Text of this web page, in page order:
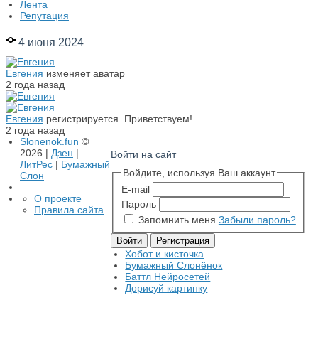
Лента
Репутация
4 июня 2024
Евгения изменяет аватар
2 года назад
Евгения регистрируется. Приветствуем!
2 года назад
Войти на сайт
Войдите, используя Ваш аккаунт
E-mail
Пароль
Запомнить меня Забыли пароль?
Хобот и кисточка
Бумажный Слонёнок
Баттл Нейросетей
Дорисуй картинку
Slonenok.fun ©
2026 | Дзен |
ЛитРес | Бумажный
Слон
О проекте
Правила сайта